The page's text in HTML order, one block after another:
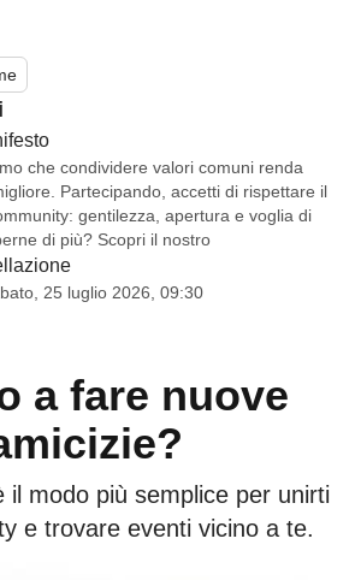
che condividere valori comuni renda
Partecipando, accetti di rispettare il
gentilezza, apertura e voglia di
di più? Scopri il nostro
25 luglio 2026, 09:30
a fare nuove
il modo più semplice per unirti
e trovare eventi vicino a te.